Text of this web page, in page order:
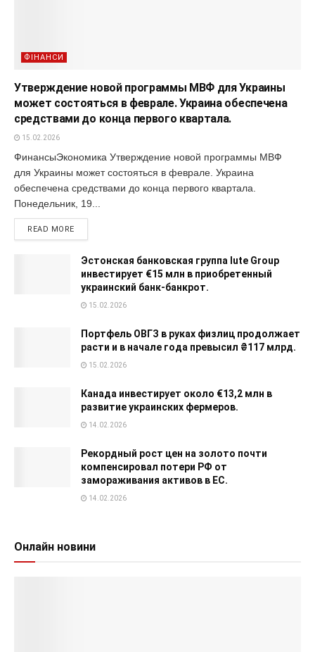
ФІНАНСИ
Утверждение новой программы МВФ для Украины
может состояться в феврале. Украина обеспечена
средствами до конца первого квартала.
15.02.2026
ФинансыЭкономика Утверждение новой программы МВФ
для Украины может состояться в феврале. Украина
обеспечена средствами до конца первого квартала.
Понедельник, 19...
READ MORE
Эстонская банковская группа Iute Group
инвестирует €15 млн в приобретенный
украинский банк-банкрот.
15.02.2026
Портфель ОВГЗ в руках физлиц продолжает
расти и в начале года превысил ₴117 млрд.
15.02.2026
Канада инвестирует около €13,2 млн в
развитие украинских фермеров.
14.02.2026
Рекордный рост цен на золото почти
компенсировал потери РФ от
замораживания активов в ЕС.
14.02.2026
Онлайн новини